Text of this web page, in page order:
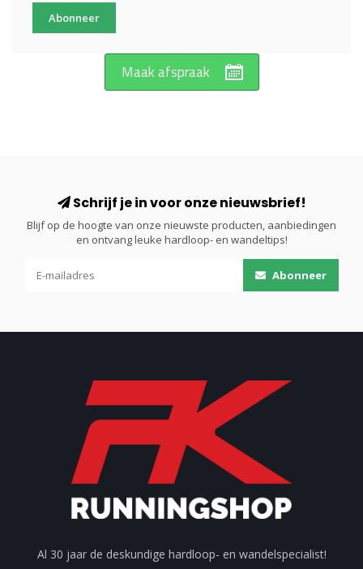
Abonneer
Maak afspraak
Schrijf je in voor onze nieuwsbrief!
Blijf op de hoogte van onze nieuwste producten, aanbiedingen
en ontvang leuke hardloop- en wandeltips!
Abonneer
Al 30 jaar de deskundige hardloop- en wandelspecialist!